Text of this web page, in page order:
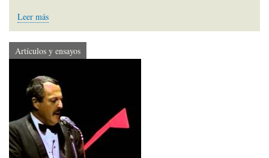
Leer más
Artículos y ensayos